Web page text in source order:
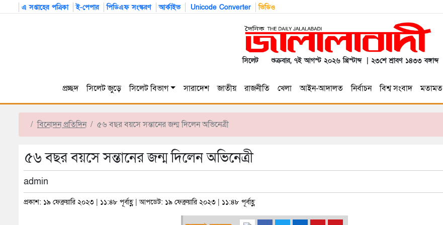
এ সপ্তাহের পত্রিকা ই-পেপার পিডিএফ সংস্করণ আর্কাইভ Unicode Converter ভিডিও
সিলেট শুক্রবার, ৭ই আগস্ট ২০২৬ খ্রিস্টাব্দ | ২৩শে শ্রাবণ ১৪৩৩ বঙ্গাব্দ
প্রচ্ছদ সিলেট জুড়ে সিলেট বিভাগ সারাদেশ জাতীয় রাজনীতি খেলা আইন-আদালত নির্বাচন বিশ্ব সংবাদ মতামত
বিনোদন প্রতিদিন ৫৬ বছর বয়সে সন্তানের জন্ম দিলেন অভিনেত্রী
৫৬ বছর বয়সে সন্তানের জন্ম দিলেন অভিনেত্রী
admin
প্রকাশ: ১৯ ফেব্রুয়ারি ২০২৩ | ১১:৪৮ পূর্বাহ্ণ | আপডেট: ১৯ ফেব্রুয়ারি ২০২৩ | ১১:৪৮ পূর্বাহ্ণ